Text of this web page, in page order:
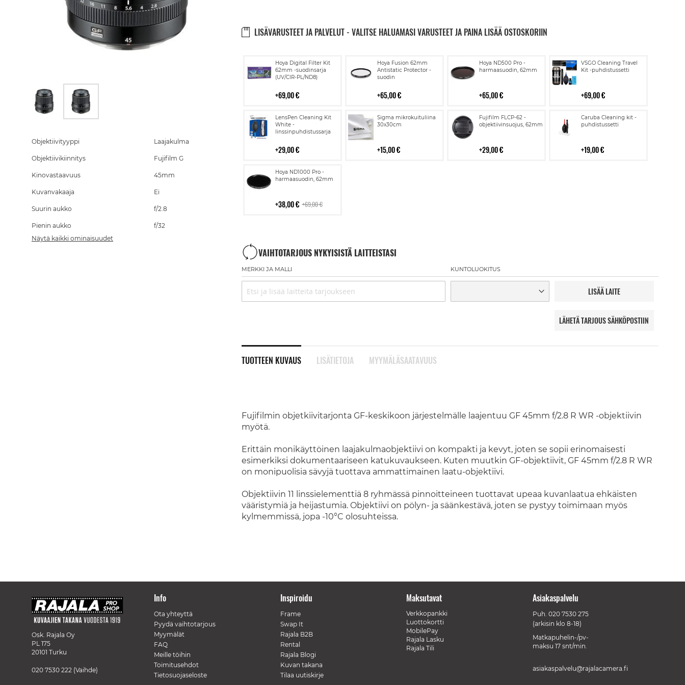
LISÄVARUSTEET JA PALVELUT - VALITSE HALUAMASI VARUSTEET JA PAINA LISÄÄ OSTOSKORIIN
Hoya Digital Filter Kit
62mm -suodinsarja
(UV/CIR-PL/ND8)
69,00 €
Lisää
ostoskoriin
Hoya Fusion 62mm
Antistatic Protector -
suodin
65,00 €
Lisää
ostoskoriin
Hoya ND500 Pro -
harmaasuodin, 62mm
65,00 €
Lisää
ostoskoriin
VSGO Cleaning Travel
Kit -puhdistussetti
69,00 €
Lisää
ostoskoriin
LensPen Cleaning Kit
White -
linssinpuhdistussarja
29,00 €
Lisää
ostoskoriin
Sigma mikrokuituliina
30x30cm
15,00 €
Lisää
ostoskoriin
Fujifilm FLCP-62 -
objektiivinsuojus, 62mm
29,00 €
Lisää
ostoskoriin
Caruba Cleaning kit -
puhdistussetti
19,00 €
Lisää
ostoskoriin
Hoya ND1000 Pro -
harmaasuodin, 62mm
38,00 € 69,00 €
Lisää
ostoskoriin
VAIHTOTARJOUS NYKYISISTÄ LAITTEISTASI
MERKKI JA MALLI KUNTOLUOKITUS
LISÄÄ LAITE
LÄHETÄ TARJOUS SÄHKÖPOSTIIN
TUOTTEEN KUVAUS
Fujifilmin objetkiivitarjonta GF-keskikoon järjestelmälle laajentuu GF 45mm f/2.8 R WR -objektiivin
myötä.
Erittäin monikäyttöinen laajakulmaobjektiivi on kompakti ja kevyt, joten se sopii erinomaisesti
esimerkiksi dokumentaariseen katukuvaukseen. Kuten muutkin GF-objektiivit, GF 45mm f/2.8 R WR
on monipuolisia sävyjä tuottava ammattimainen laatu-objektiivi.
Objektiivin 11 linssielementtiä 8 ryhmässä pinnoitteineen tuottavat upeaa kuvanlaatua ehkäisten
vääristymiä ja heijastumia. Objektiivi on pölyn- ja säänkestävä, joten se pystyy toimimaan myös
kylmemmissä, jopa -10°C olosuhteissa.
LISÄTIETOJA MYYMÄLÄSAATAVUUS
the
of
images
Objektiivityyppi Laajakulma
Objektiivikiinnitys Fujifilm G
Kinovastaavuus 45mm
Kuvanvakaaja Ei
Suurin aukko f/2.8
Pienin aukko
f/32
Näytä kaikki ominaisuudet
Osk. Rajala Oy
PL 175
20101 Turku
020 7530 222 (Vaihde)
Info
Ota yhteyttä
Pyydä vaihtotarjous
Myymälät
FAQ
Meille töihin
Toimitusehdot
Tietosuojaseloste
Inspiroidu
Frame
Swap It
Rajala B2B
Rental
Rajala Blogi
Kuvan takana
Tilaa uutiskirje
Maksutavat
Verkkopankki
Luottokortti
MobilePay
Rajala Lasku
Rajala Tili
Asiakaspalvelu
Puh. 020 7530 275
(arkisin klo 8-18)
Matkapuhelin-/pv-
maksu 17 snt/min.
asiakaspalvelu@rajalacamera.fi